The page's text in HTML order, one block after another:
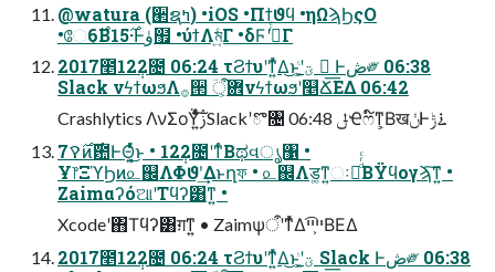
@watura (੢ຊߤ) •iOS •Πϯϑϥ •ηΩϡϦςΟ
•ே6͔࣌Β15࣌·Ͱۈ຿ •ύϯΛম͍ͨΓ •δϜʹߦͬͨΓ
2017೥12݄2೔ 06:24 τϨϯυʹͳ͍ͬͯΔ͜ͱʹؾ͕͖ͭ  Ͱڞ༗ 06:38
Slack νϟϯωϧΛ࡞੒ ؔ܎ऀ͕νϟϯωϧʹ௥Ճ͞ΕΔ 06:42
Crashlytics ΛνΣοΫ͍ͯͨ͠ࢲSlackʹొ৔ 06:48 ݪҼෆ໌ͳ͕ΒखݩͰ࠶ݱ
7࣌ࠒͷ࣌఺ͰΘ͔͍ͬͯͨ͜ͱ • 12݄2೔ʹͳͬͨΒಥવൃ঱ •
Ұ෦ΞϓϦͷ௨஌ΛΦϑʹ͢Δͱղফ • ௨஌Λड͚ͳ͍ઃఆͩͬͨΒΫϥογϡ͠ͳ͍ •
ZaimαʔόଆʹΤϥʔ͸ͳ͍ •
Xcodeʹ΋Τϥʔ͸ग़ͳ͍ • ZaimѱऀʹͳͬͯΔײ͕ײ͡ΒΕΔ
2017೥12݄2೔ 06:24 τϨϯυʹͳ͍ͬͯΔ͜ͱʹؾ͕͖ͭ Slack Ͱڞ༗ 06:38